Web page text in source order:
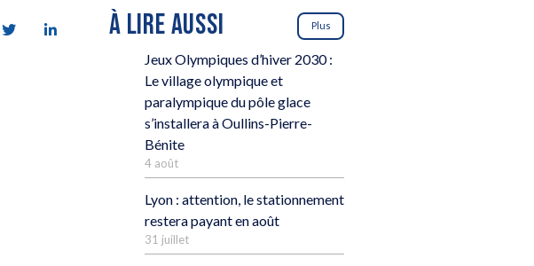
À LIRE AUSSI
Plus
Jeux Olympiques d’hiver 2030 :
Le village olympique et
paralympique du pôle glace
s’installera à Oullins-Pierre-
Bénite
4 août
Lyon : attention, le stationnement
restera payant en août
31 juillet